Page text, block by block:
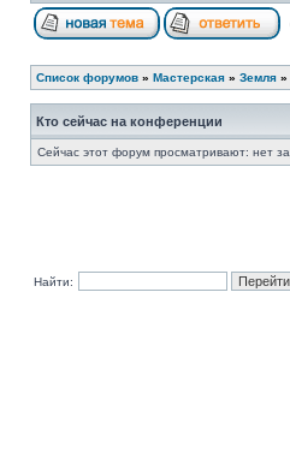
Список форумов » Мастерская » Земля »
Кто сейчас на конференции
Сейчас этот форум просматривают: нет
Найти: